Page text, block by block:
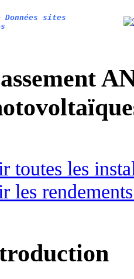
Données sites
toutes les
les